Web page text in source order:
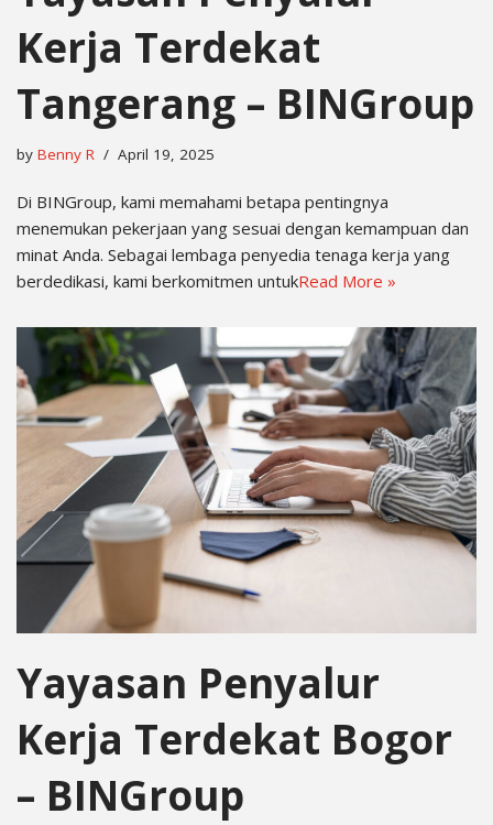
Kerja Terdekat
Tangerang – BINGroup
by Benny R April 19, 2025
Di BINGroup, kami memahami betapa pentingnya
menemukan pekerjaan yang sesuai dengan kemampuan dan
minat Anda. Sebagai lembaga penyedia tenaga kerja yang
berdedikasi, kami berkomitmen untukRead More »
Yayasan Penyalur
Kerja Terdekat Bogor
– BINGroup